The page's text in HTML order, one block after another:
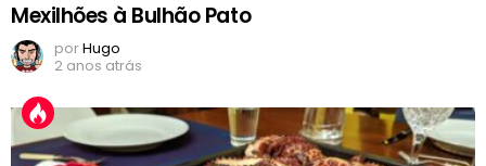
Mexilhões à Bulhão Pato
porHugo
2 anos atrás